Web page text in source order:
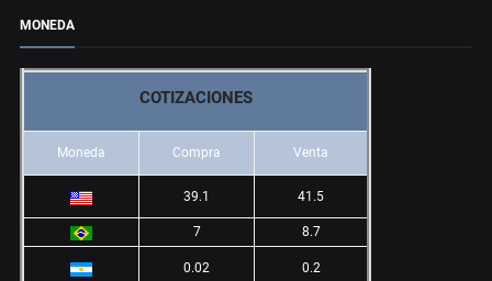
MONEDA
COTIZACIONES
Moneda Compra Venta
39.1 41.5
7 8.7
0.02 0.2